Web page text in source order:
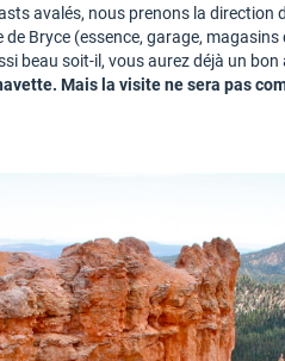
avalés, nous prenons la direction
de Bryce (essence, garage,
beau soit-il, vous aurez déjà un
Mais la visite ne sera pas